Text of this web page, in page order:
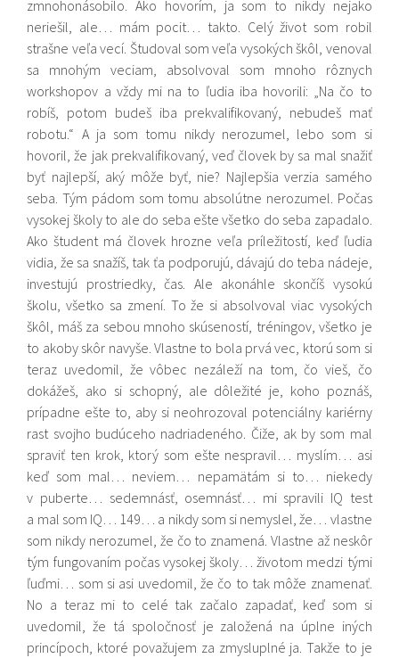
zmnohonásobilo. Ako hovorím, ja som to nikdy nejako
neriešil, ale… mám pocit… takto. Celý život som robil
strašne veľa vecí. Študoval som veľa vysokých škôl, venoval
sa mnohým veciam, absolvoval som mnoho rôznych
workshopov a vždy mi na to ľudia iba hovorili: „Na čo to
robíš, potom budeš iba prekvalifikovaný, nebudeš mať
robotu.“ A ja som tomu nikdy nerozumel, lebo som si
hovoril, že jak prekvalifikovaný, veď človek by sa mal snažiť
byť najlepší, aký môže byť, nie? Najlepšia verzia samého
seba. Tým pádom som tomu absolútne nerozumel. Počas
vysokej školy to ale do seba ešte všetko do seba zapadalo.
Ako študent má človek hrozne veľa príležitostí, keď ľudia
vidia, že sa snažíš, tak ťa podporujú, dávajú do teba nádeje,
investujú prostriedky, čas. Ale akonáhle skončíš vysokú
školu, všetko sa zmení. To že si absolvoval viac vysokých
škôl, máš za sebou mnoho skúseností, tréningov, všetko je
to akoby skôr navyše. Vlastne to bola prvá vec, ktorú som si
teraz uvedomil, že vôbec nezáleží na tom, čo vieš, čo
dokážeš, ako si schopný, ale dôležité je, koho poznáš,
prípadne ešte to, aby si neohrozoval potenciálny kariérny
rast svojho budúceho nadriadeného. Čiže, ak by som mal
spraviť ten krok, ktorý som ešte nespravil… myslím… asi
keď som mal… neviem… nepamätám si to… niekedy
v puberte… sedemnásť, osemnásť… mi spravili IQ test
a mal som IQ… 149… a nikdy som si nemyslel, že… vlastne
som nikdy nerozumel, že čo to znamená. Vlastne až neskôr
tým fungovaním počas vysokej školy… životom medzi tými
ľuďmi… som si asi uvedomil, že čo to tak môže znamenať.
No a teraz mi to celé tak začalo zapadať, keď som si
uvedomil, že tá spoločnosť je založená na úplne iných
princípoch, ktoré považujem za zmysluplné ja. Takže to je